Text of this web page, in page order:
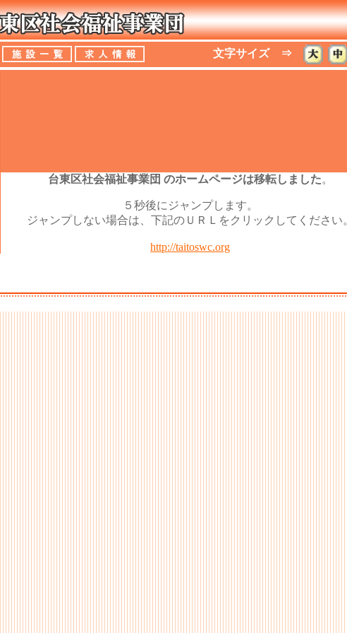
文字サイズ ⇒
台東区社会福祉事業団 のホームページは移転しました。
５秒後にジャンプします。
ジャンプしない場合は、下記のＵＲＬをクリックしてください
http://taitoswc.org